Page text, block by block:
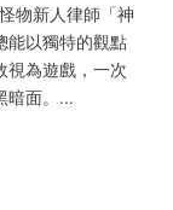
物新人律師「神
能以獨特的觀點
視為遊戲，一次
暗面。...